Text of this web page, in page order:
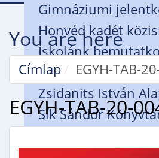
Gimnáziumi
Honvéd kadét
Iskolánk
Rendház
Zsidanits István
Sík Sándor
You are here
Címlap EGYH-TAB-
EGYH-TAB-20-